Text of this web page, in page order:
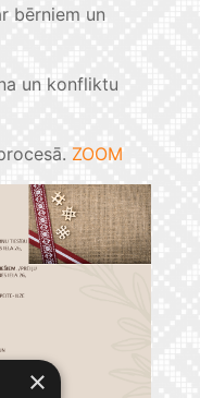
bērniem un
un konfliktu
ZOOM
×